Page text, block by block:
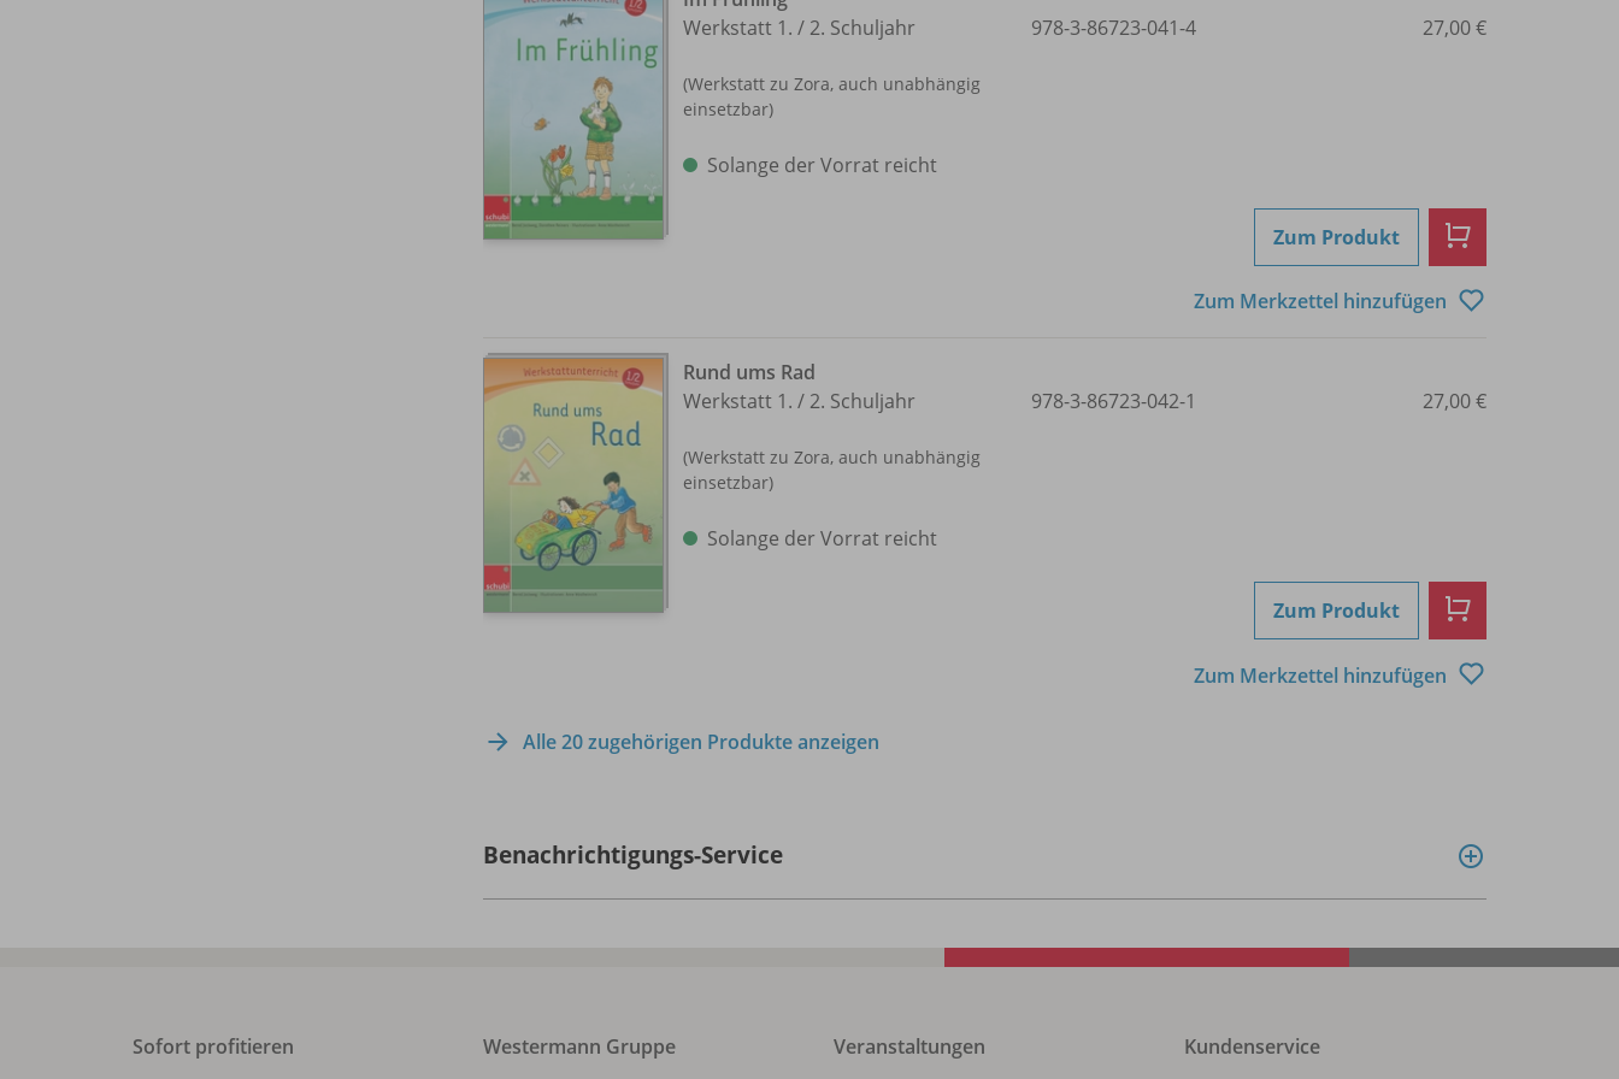
Werkstatt 1. / 2. Schuljahr
(Werkstatt zu Zora, auch unabhängig
einsetzbar)
Solange der Vorrat reicht
978-3-86723-041-4 27,00 €
Zum Produkt
Zum Merkzettel hinzufügen
Rund ums Rad
Werkstatt 1. / 2. Schuljahr
(Werkstatt zu Zora, auch unabhängig
einsetzbar)
Solange der Vorrat reicht
978-3-86723-042-1 27,00 €
Zum Produkt
Zum Merkzettel hinzufügen
Alle 20 zugehörigen Produkte anzeigen
Benachrichtigungs-Service
Sofort profitieren Westermann Gruppe Veranstaltungen Kundenservice